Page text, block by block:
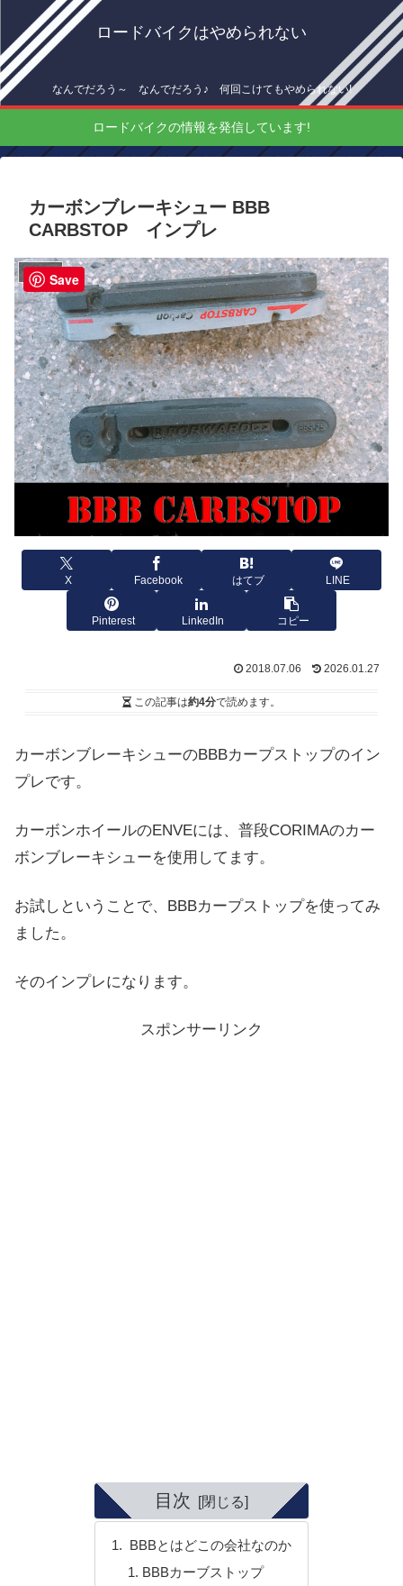
ロードバイクはやめられない
なんでだろう～ なんでだろう♪ 何回こけてもやめられない!
ロードバイクの情報を発信しています!
カーボンブレーキシュー BBB
CARBSTOP インプレ
インプレ
X Facebook はてブ LINE
Pinterest LinkedIn コピー
2018.07.06 2026.01.27
この記事は約4分で読めます。
カーボンブレーキシューのBBBカープストップのイン
プレです。
カーボンホイールのENVEには、普段CORIMAのカー
ボンブレーキシューを使用してます。
お試しということで、BBBカープストップを使ってみ
ました。
そのインプレになります。
スポンサーリンク
目次
BBBとはどこの会社なのか
BBBカーブストップ
Save